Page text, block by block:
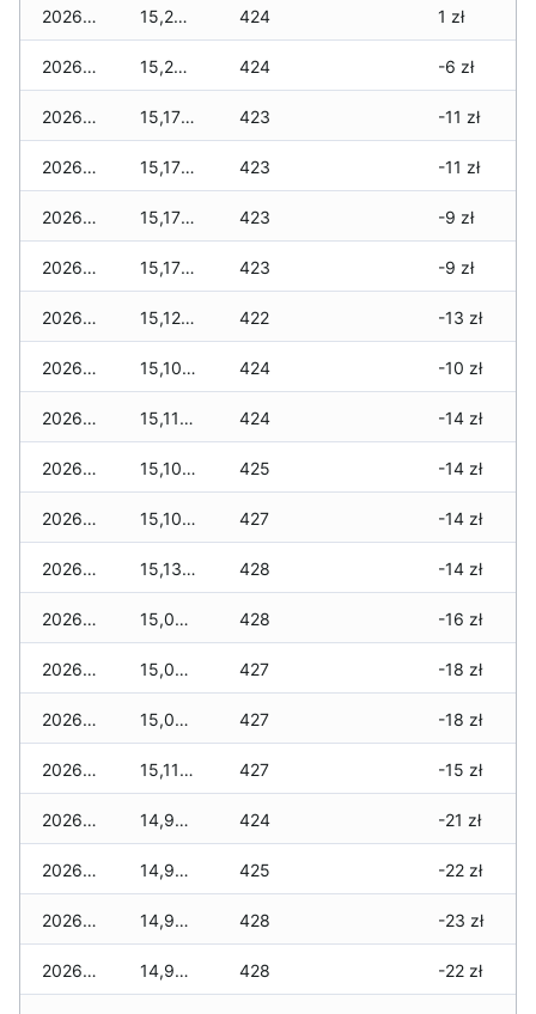
2026-04-28 15,260 zł 424 1 zł
2026-04-27 15,260 zł 424 -6 zł
2026-04-26 15,170 zł 423 -11 zł
2026-04-25 15,170 zł 423 -11 zł
2026-04-24 15,170 zł 423 -9 zł
2026-04-23 15,170 zł 423 -9 zł
2026-04-22 15,120 zł 422 -13 zł
2026-04-21 15,100 zł 424 -10 zł
2026-04-20 15,110 zł 424 -14 zł
2026-04-19 15,100 zł 425 -14 zł
2026-04-18 15,100 zł 427 -14 zł
2026-04-17 15,130 zł 428 -14 zł
2026-04-16 15,080 zł 428 -16 zł
2026-04-15 15,040 zł 427 -18 zł
2026-04-14 15,040 zł 427 -18 zł
2026-04-13 15,110 zł 427 -15 zł
2026-04-12 14,950 zł 424 -21 zł
2026-04-11 14,980 zł 425 -22 zł
2026-04-10 14,980 zł 428 -23 zł
2026-04-09 14,950 zł 428 -22 zł